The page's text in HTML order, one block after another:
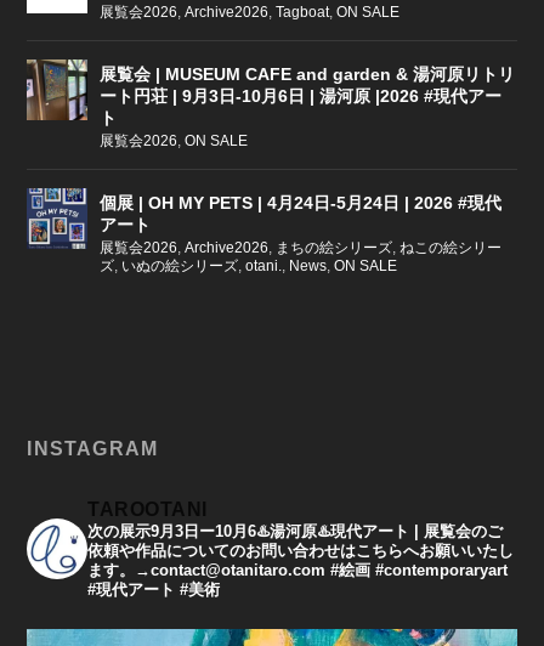
展覧会2026,Archive2026,Tagboat,ON SALE
展覧会 | MUSEUM CAFE and garden & 湯河原リトリ
ート円荘 | 9月3日-10月6日 | 湯河原 |2026 #現代アー
ト
展覧会2026,ON SALE
個展 | OH MY PETS | 4月24日-5月24日 | 2026 #現代
アート
展覧会2026,Archive2026, まちの絵シリーズ,ねこの絵シリー
ズ, いぬの絵シリーズ,otani., News,ON SALE
INSTAGRAM
TAROOTANI
次の展示9月3日ー10月6♨️湯河原♨️現代アート | 展覧会のご
依頼や作品についてのお問い合わせはこちらへお願いいたし
ます。→contact@otanitaro.com #絵画 #contemporaryart
#現代アート #美術